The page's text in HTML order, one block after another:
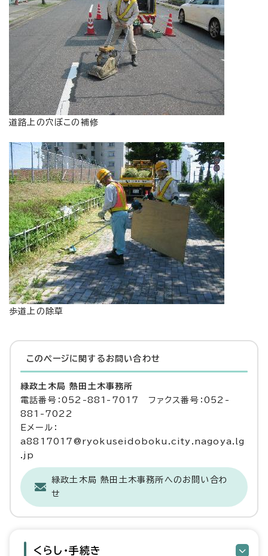
道路上の穴ぼこの補修
歩道上の除草
このページに関する お問い合わせ
緑政土木局 熱田土木事務所
電話番号：052-881-7017 ファクス番号：052-
881-7022
Eメール：
a8817017@ryokuseidoboku.city.nagoya.lg
.jp
緑政土木局 熱田土木事務所へのお問い合わ
せ
くらし・手続き